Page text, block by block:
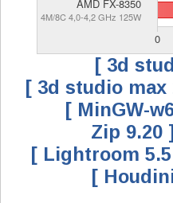
[ 3d
[ 3d studio max
[ MinGW-
Zip 9.20 ]
[ Lightroom 5.5
[